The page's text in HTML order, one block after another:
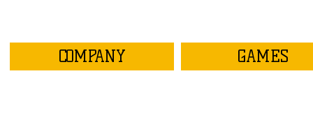
COMPANY GAMES